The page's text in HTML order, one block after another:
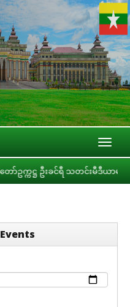
ဌ ဦးခင်ရီ သတင်းမီဒီယာများနှင့်